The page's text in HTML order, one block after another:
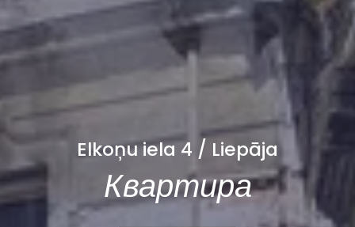
Elkoņu iela 4 / Liepāja
Квартира